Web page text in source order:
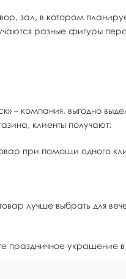
зал, в котором
разные фигуры
– компания, выгодно
клиенты получают:
при помощи одного
лучше выбрать для
праздничное украшение